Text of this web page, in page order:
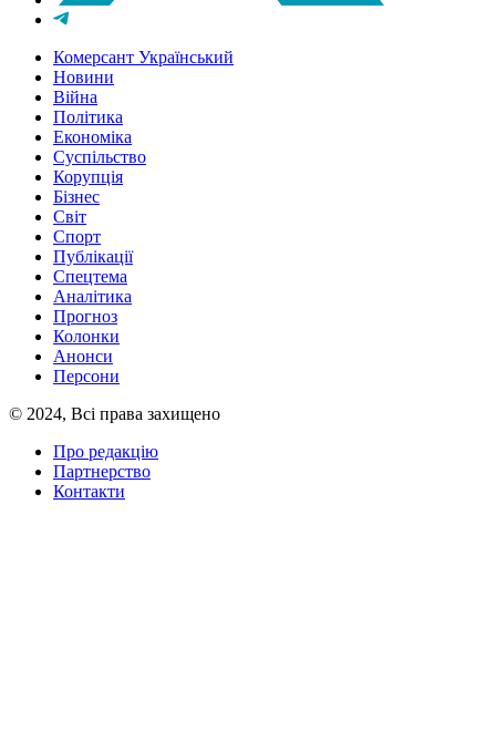
Комерсант Український
Новини
Війна
Політика
Економіка
Суспільство
Корупція
Бізнес
Світ
Спорт
Публікації
Спецтема
Аналітика
Прогноз
Колонки
Анонси
Персони
© 2024, Всі права захищено
Про редакцію
Партнерство
Контакти